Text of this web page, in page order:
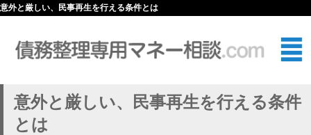
意外と厳しい、民事再生を行える条件とは
意外と厳しい、民事再生を行える条件
とは